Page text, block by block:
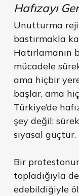
Hafızayı
Unutturma
bastırmakla
Hatırlamanın
mücadele
ama hiçbir
başlar, ama
Türkiye’de
şey değil;
siyasal güçtür.
Bir
topladığıyla
edebildiğiyle